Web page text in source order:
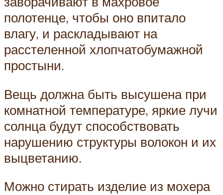
полотенце, чтобы оно впитало
влагу, и раскладывают на
расстеленной хлопчатобумажной
простыни.
Вещь должна быть высушена при
комнатной температуре, яркие лучи
солнца будут способствовать
нарушению структуры волокон и их
выцветанию.
Можно стирать изделие из мохера